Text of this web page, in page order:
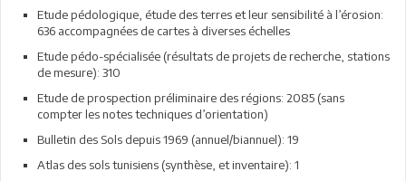
Etude pédologique, étude des terres et leur sensibilité à l’érosion:
636 accompagnées de cartes à diverses échelles
Etude pédo-spécialisée (résultats de projets de recherche, stations
de mesure): 310
Etude de prospection préliminaire des régions: 2085 (sans
compter les notes techniques d’orientation)
Bulletin des Sols depuis 1969 (annuel/biannuel): 19
Atlas des sols tunisiens (synthèse, et inventaire): 1